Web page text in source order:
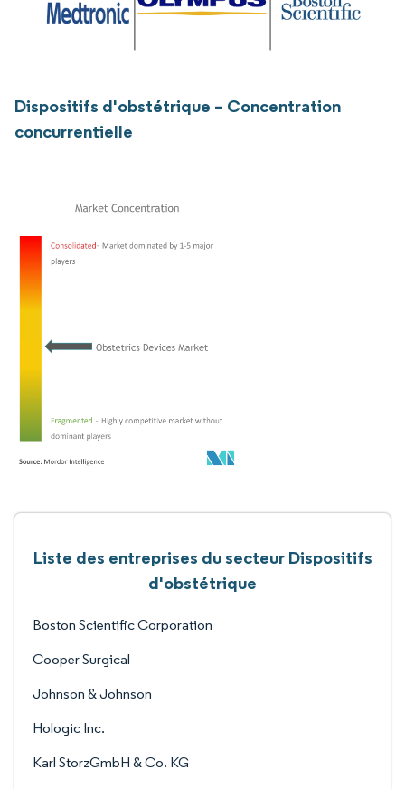
Dispositifs d'obstétrique – Concentration
concurrentielle
Liste des entreprises du secteur Dispositifs
d'obstétrique
Boston Scientific Corporation
Cooper Surgical
Johnson & Johnson
Hologic Inc.
Karl StorzGmbH & Co. KG